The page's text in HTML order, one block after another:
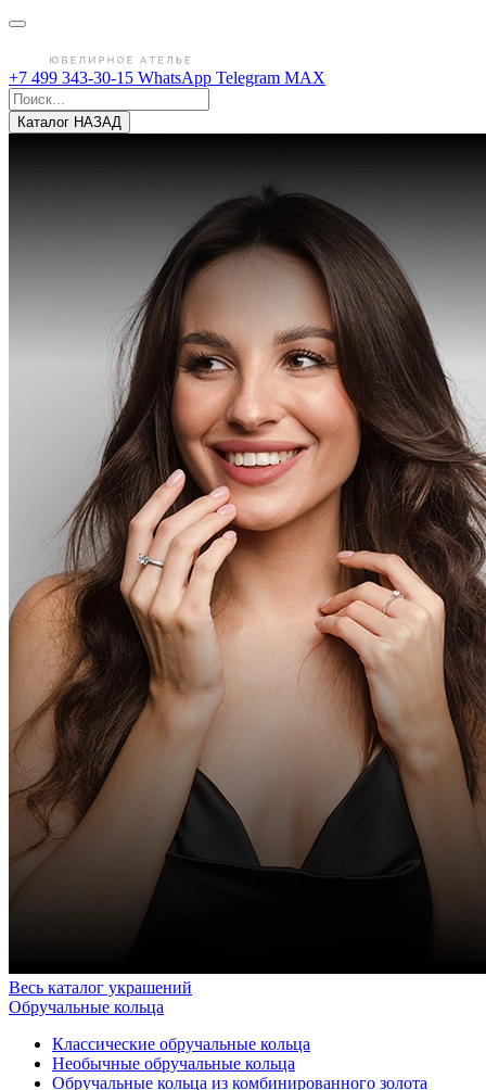
+7 499 343-30-15 WhatsApp Telegram MAX
Каталог НАЗАД
Весь каталог украшений
Обручальные кольца
Классические обручальные кольца
Необычные обручальные кольца
Обручальные кольца из комбинированного золота